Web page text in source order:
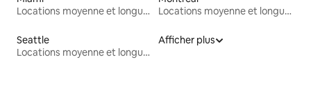
Locations moyenne et longue durée
Locations moyenne et longue durée
Seattle
Locations moyenne et longue durée
Afficher plus